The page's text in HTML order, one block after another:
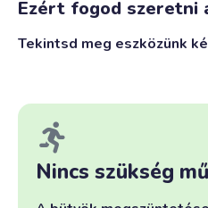
Ezért fogod szeretni
Tekintsd meg eszközünk
Nincs szükség